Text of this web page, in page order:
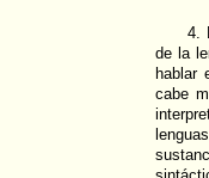
4.
de la
hablar
cabe